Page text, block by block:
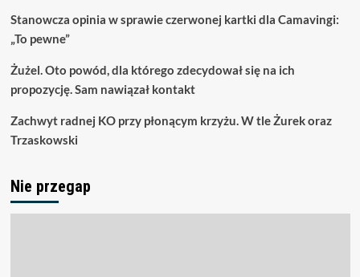
Stanowcza opinia w sprawie czerwonej kartki dla Camavingi:
„To pewne”
Żużel. Oto powód, dla którego zdecydował się na ich
propozycję. Sam nawiązał kontakt
Zachwyt radnej KO przy płonącym krzyżu. W tle Żurek oraz
Trzaskowski
Nie przegap